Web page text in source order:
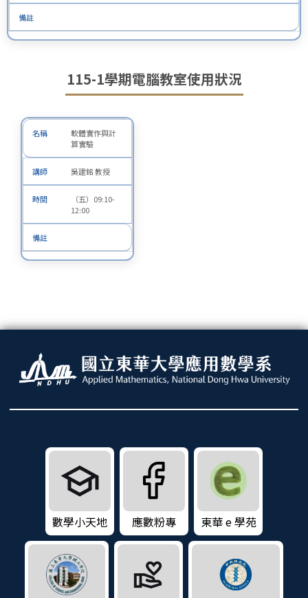
115-1學期電腦教室使用狀況
軟體實作與計
算實驗
吳建銘 教授
（五）09:10-
12:00
數學小天地 應數粉專 東華 e 學苑